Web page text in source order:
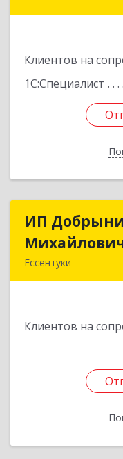
Клиентов на
1С:Специалист
ИП
Ессентуки
Клиентов на